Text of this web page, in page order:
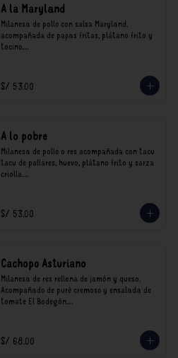
A la Maryland
Milanesa de pollo con salsa Maryland,
acompañada de papas fritas, plátano frito y
tocino.
incluyen impuestos de ley y recargo al
consumo.
S/ 53.00
A lo pobre
Milanesa de pollo o res acompañada con tacu
tacu de pallares, huevo, plátano frito y sarza
criolla.
incluyen impuestos de ley y recargo al
consumo.
S/ 53.00
Cachopo Asturiano
Milanesa de res rellena de jamón y queso.
Acompañado de puré cremoso y ensalada de
tomate El Bodegón.
incluyen impuestos de ley y recargo al
consumo.
S/ 68.00